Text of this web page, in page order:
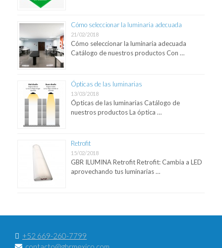
Cómo seleccionar la luminaria adecuada
21/02/2018
Cómo seleccionar la luminaria adecuada
Catálogo de nuestros productos Con …
Ópticas de las luminarias
13/03/2018
Ópticas de las luminarias Catálogo de
nuestros productos La óptica …
Retrofit
15/02/2018
GBR ILUMINA Retrofit Retrofit: Cambia a LED
aprovechando tus luminarias …
+52 669-260-7799